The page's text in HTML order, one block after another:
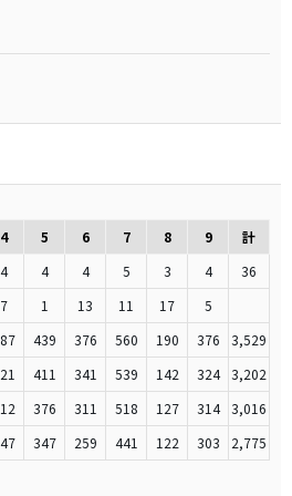
4 5 6 7 8 9
計
4 4 4 5 3 4
36
7 1 13 11 17
5
439 376 560 190 376
3,529
411 341 539 142 324
3,202
376 311 518 127 314
3,016
347 259 441 122 303 2,775